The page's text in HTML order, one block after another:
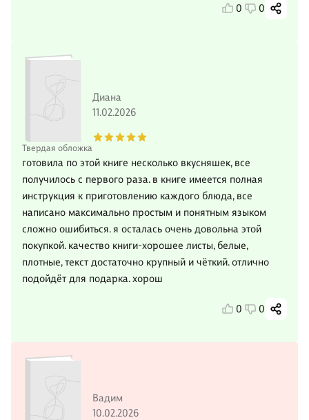
0 0
Твердая обложка
Диана
11.02.2026
готовила по этой книге несколько вкусняшек, все
получилось с первого раза. в книге имеется полная
инструкция к приготовлению каждого блюда, все
написано максимально простым и понятным языком
сложно ошибиться. я осталась очень довольна этой
покупкой. качество книги-хорошее листы, белые,
плотные, текст достаточно крупный и чёткий. отлично
подойдёт для подарка. хорош
0 0
Вадим
10.02.2026